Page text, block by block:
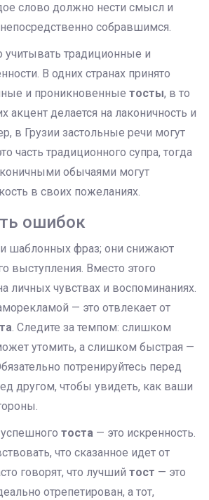
слово должно нести смысл и
собравшимся.
учитывать традиционные и
В одних странах принято
и проникновенные тосты, в то
акцент делается на лаконичность и
в Грузии застольные речи могут
часть традиционного супра, тогда
обычаями могут
в своих пожеланиях.
ошибок
шаблонных фраз; они снижают
выступления. Вместо этого
личных чувствах и воспоминаниях.
— это отвлекает от
. Следите за темпом: слишком
утомить, а слишком быстрая —
потренируйтесь перед
другом, чтобы увидеть, как ваши
тоста — это искренность.
что сказанное идет от
говорят, что лучший тост — это
отрепетирован, а тот,